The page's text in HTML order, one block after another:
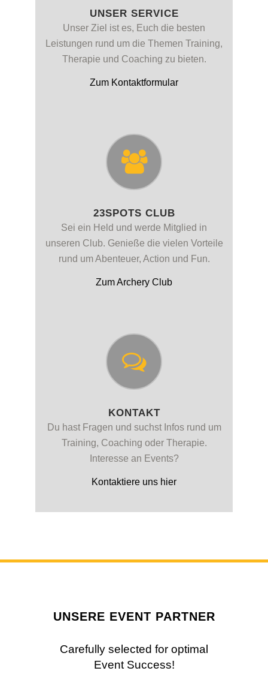
UNSER SERVICE
Unser Ziel ist es, Euch die besten
Leistungen rund um die Themen Training,
Therapie und Coaching zu bieten.
Zum Kontaktformular
23SPOTS CLUB
Sei ein Held und werde Mitglied in
unseren Club. Genieße die vielen Vorteile
rund um Abenteuer, Action und Fun.
Zum Archery Club
KONTAKT
Du hast Fragen und suchst Infos rund um
Training, Coaching oder Therapie.
Interesse an Events?
Kontaktiere uns hier
UNSERE EVENT PARTNER
Carefully selected for optimal
Event Success!